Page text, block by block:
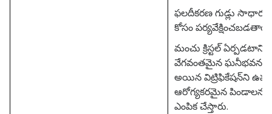
ఫలదీకరణ గుడ్లు సాధారణ
కోసం
మంచు క్రిస్టల్ ఏర్పడటాన్ని
వేగవంతమైన ఘనీభవన
అయిన విట్రిఫికేషన్‌ని
ఆరోగ్యకరమైన పిండాలను
ఎంపిక చేస్తారు.